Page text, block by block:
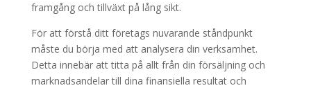
framgång och tillväxt på lång sikt.
För att förstå ditt företags nuvarande ståndpunkt
måste du börja med att analysera din verksamhet.
Detta innebär att titta på allt från din försäljning och
marknadsandelar till dina finansiella resultat och